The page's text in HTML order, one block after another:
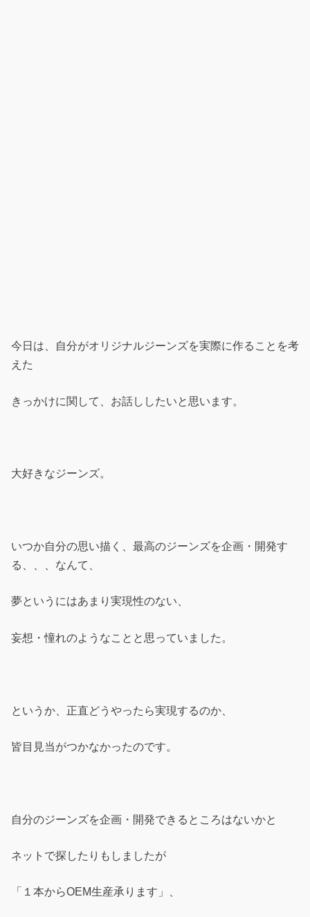
今日は、自分がオリジナルジーンズを実際に作ることを考
えた
きっかけに関して、お話ししたいと思います。
大好きなジーンズ。
いつか自分の思い描く、最高のジーンズを企画・開発す
る、、、なんて、
夢というにはあまり実現性のない、
妄想・憧れのようなことと思っていました。
というか、正直どうやったら実現するのか、
皆目見当がつかなかったのです。
自分のジーンズを企画・開発できるところはないかと
ネットで探したりもしましたが
「１本からOEM生産承ります」、